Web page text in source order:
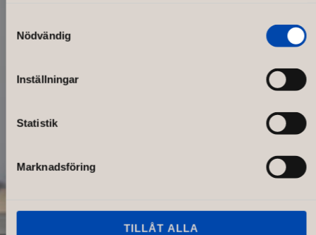
Nödvändig
Inställningar
Statistik
Marknadsföring
TILLÅT ALLA